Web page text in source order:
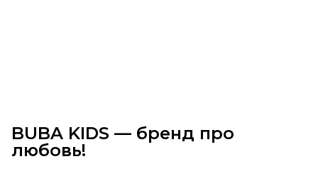
BUBA KIDS — бренд про
любовь!